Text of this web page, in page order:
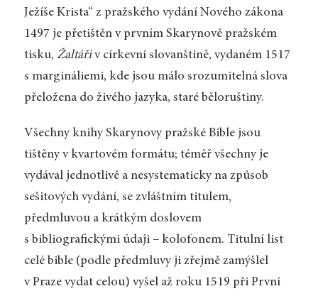
Ježíše Krista“ z pražského vydání Nového zákona
1497 je přetištěn v prvním Skarynově pražském
tisku, Žaltářiv církevní slovanštině, vydaném 1517
s margináliemi, kde jsou málo srozumitelná slova
přeložena do živého jazyka, staré běloruštiny.
Všechny knihy Skarynovy pražské Bible jsou
tištěny v kvartovém formátu; téměř všechny je
vydával jednotlivě a nesystematicky na způsob
sešitových vydání, se zvláštním titulem,
předmluvou a krátkým doslovem
s bibliografickými údaji – kolofonem. Titulní list
celé bible (podle předmluvy ji zřejmě zamýšlel
v Praze vydat celou) vyšel až roku 1519 při První